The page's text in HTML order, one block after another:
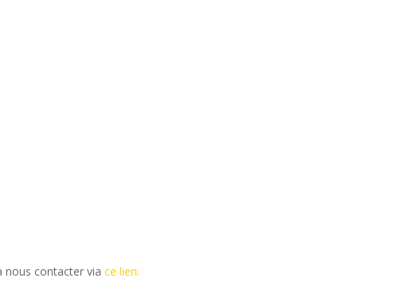
nous contacter via ce lien.